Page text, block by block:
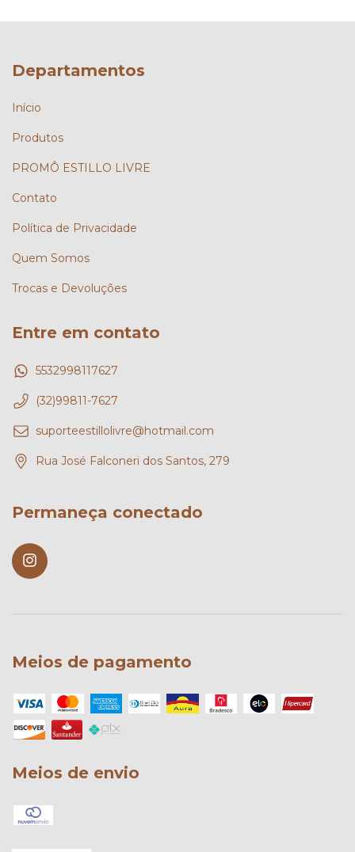
Departamentos
Início
Produtos
PROMÔ ESTILLO LIVRE
Contato
Política de Privacidade
Quem Somos
Trocas e Devoluções
Entre em contato
5532998117627
(32)99811-7627
suporteestillolivre@hotmail.com
Rua José Falconeri dos Santos, 279
Permaneça conectado
Meios de pagamento
Meios de envio